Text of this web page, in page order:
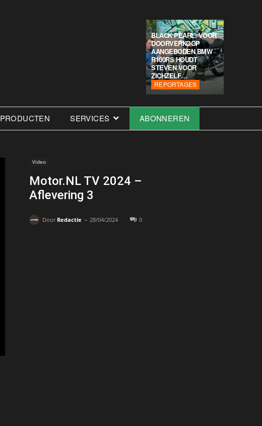
BLACK PEARL: VOOR
DOORVERKOOP
AANGEBODEN BMW
R100RS HOUDT
STEVEN VOOR
ZICHZELF…
REPORTAGES
PRODUCTEN SERVICES ABONNEREN
Video
Motor.NL TV 2024 –
Aflevering 3
Door Redactie - 28/04/2024 0